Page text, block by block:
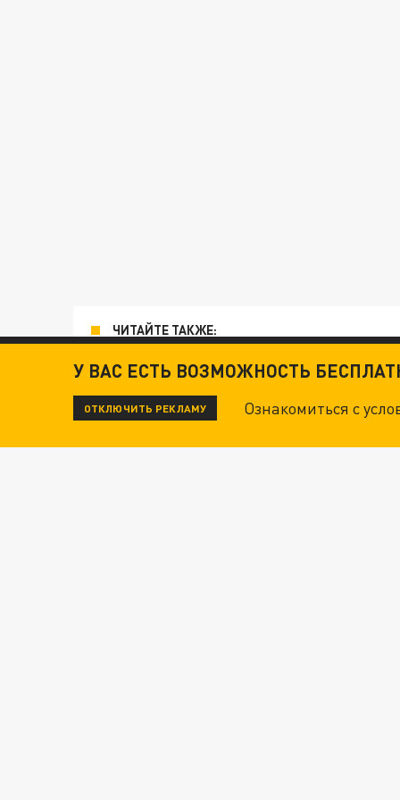
ЧИТАЙТЕ ТАКЖЕ:
ТЕХНОФАШИСТЫ XXI ВЕКА
ОПЛЕУХА МАСКУ. "ПОРА СНЯТЬ БЕЛЫЕ
У ВАС ЕСТЬ ВОЗМОЖНОСТЬ
ОТКЛЮЧИТЬ РЕКЛАМУ Ознакомиться с